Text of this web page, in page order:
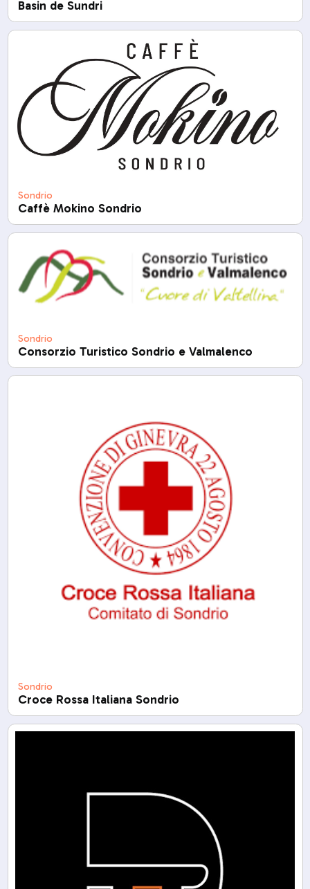
Basin de Sundri
Sondrio
Caffè Mokino Sondrio
Sondrio
Consorzio Turistico Sondrio e Valmalenco
Sondrio
Croce Rossa Italiana Sondrio